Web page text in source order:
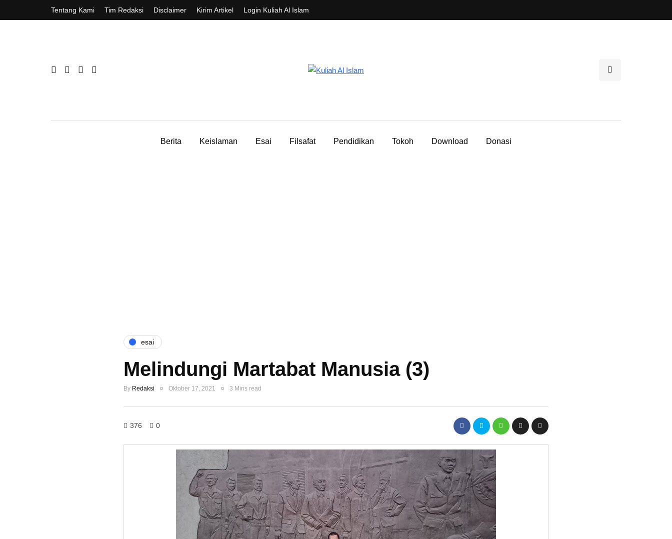
Tentang Kami Tim Redaksi Disclaimer Kirim Artikel Login Kuliah Al Islam
Berita Keislaman Esai Filsafat Pendidikan Tokoh Download Donasi
esai
Melindungi Martabat Manusia (3)
By Redaksi Oktober 17, 2021 3 Mins read
376 0